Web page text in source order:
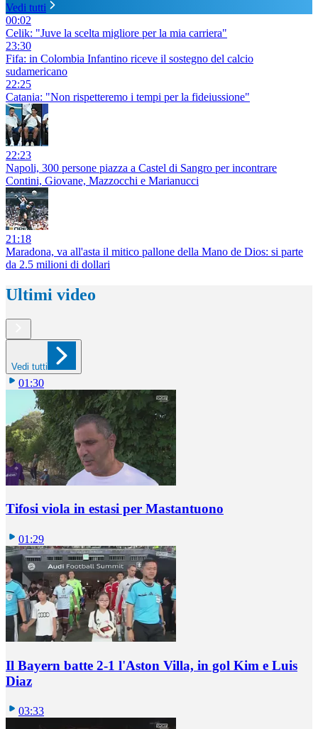
Vedi tutti
00:02
Celik: "Juve la scelta migliore per la mia carriera"
23:30
Fifa: in Colombia Infantino riceve il sostegno del calcio
sudamericano
22:25
Catania: "Non rispetteremo i tempi per la fideiussione"
22:23
Napoli, 300 persone piazza a Castel di Sangro per incontrare
Contini, Giovane, Mazzocchi e Marianucci
21:18
Maradona, va all'asta il mitico pallone della Mano de Dios: si parte
da 2.5 milioni di dollari
Ultimi video
Vedi tutti
01:30
Tifosi viola in estasi per Mastantuono
01:29
Il Bayern batte 2-1 l'Aston Villa, in gol Kim e Luis
Diaz
03:33